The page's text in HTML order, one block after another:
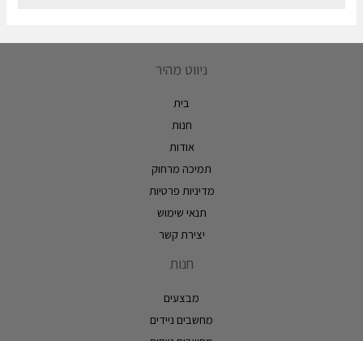
ניווט מהיר
בית
חנות
אודות
תמיכה מרחוק
מדיניות פרטיות
תנאי שימוש
יצירת קשר
חנות
מבצעים
מחשבים ניידים